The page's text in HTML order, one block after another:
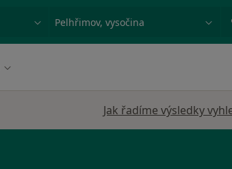
Město nebo region
Jak řadíme výsledky